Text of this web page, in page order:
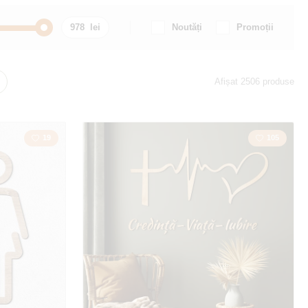
Noutăți Promoții
Afișat 2506 produse